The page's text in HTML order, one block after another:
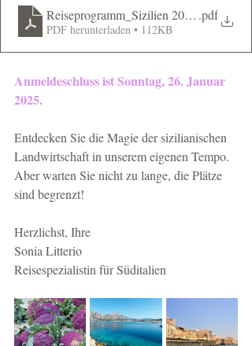
Reiseprogramm_Sizilien 2025_09.01.2025
.pdf
PDF herunterladen • 112KB
Anmeldeschluss ist Sonntag, 26. Januar
2025.
Entdecken Sie die Magie der sizilianischen
Landwirtschaft in unserem eigenen Tempo.
Aber warten Sie nicht zu lange, die Plätze
sind begrenzt!
Herzlichst, Ihre
Sonia Litterio
Reisespezialistin für Süditalien